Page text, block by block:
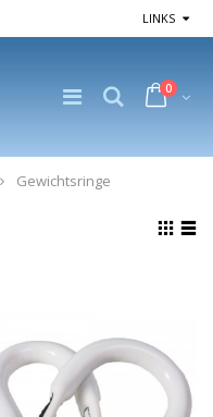
LINKS
0
Gewichtsringe